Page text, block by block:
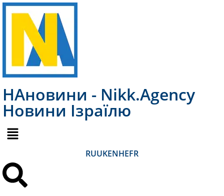
НАновини - Nikk.Agency
Новини Ізраїлю
RUUKENHEFR